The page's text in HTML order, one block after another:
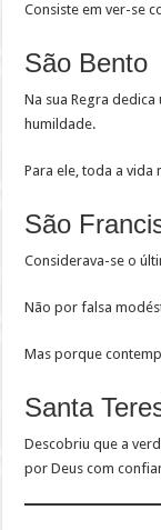
Consiste em ver-se
São Bento
Na sua Regra
humildade.
Para ele, toda a vida
São
Considerava-se o
Não por falsa
Mas porque
Santa
Descobriu que a
por Deus com